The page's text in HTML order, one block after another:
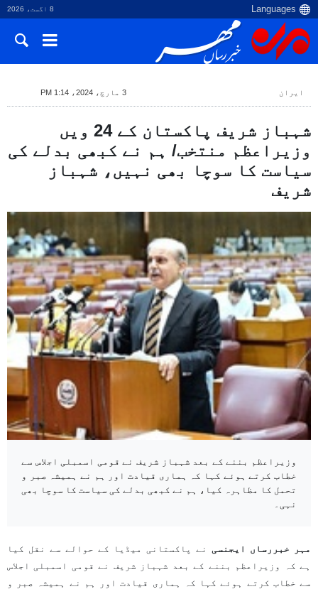
8 اگست، 2026
ایران 3 مارچ، 2024، 1:14 PM
شہباز شریف پاکستان کے 24 ویں
وزیراعظم منتخب/ ہم نے کبھی بدلے کی
سیاست کا سوچا بھی نہیں، شہباز
شریف
وزیراعظم بننے کے بعد شہباز شریف نے قومی اسمبلی اجلاس سے
خطاب کرتے ہوئے کہا کہ ہماری قیادت اور ہم نے ہمیشہ صبر و
تحمل کا مظاہرہ کیا، ہم نے کبھی بدلے کی سیاست کا سوچا بھی
نہی۔
مہر خبررساں ایجنسی نے پاکستانی میڈیا کے حوالے سے نقل کیا
ہے کہ وزیراعظم بننے کے بعد شہباز شریف نے قومی اسمبلی اجلاس
سے خطاب کرتے ہوئے کہا کہ ہماری قیادت اور ہم نے ہمیشہ صبر و